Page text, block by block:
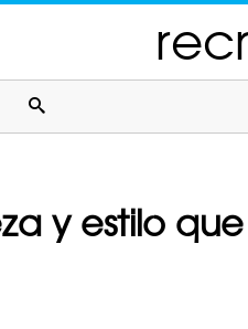
y estilo